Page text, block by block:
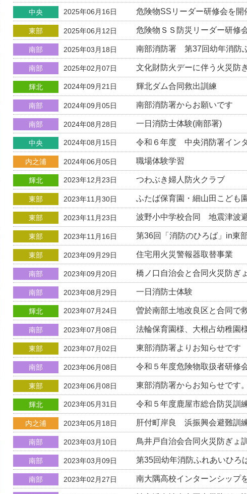
中央 2025年06月16日 危険物SSリーダー研修会を開
東部 2025年06月12日 危険物ＳＳ防災リーダー研修
南部 2025年03月18日 南部消防署 第37回幼年消防
南部 2025年02月07日 文化財防火デーに伴う火災防
輝北 2024年09月21日 輝北ダム合同救出訓練
南部 2024年09月05日 南部消防署からお願いです
南部 2024年08月28日 一日消防士体験(南部署)
中央 2024年08月15日 令和６年度 中央消防署イン
内之浦 2024年06月05日 職場体験学習
輝北 2023年12月23日 つわぶき婦人防火クラブ
東部 2023年11月30日 ふたば保育園・細山田こども
東部 2023年11月23日 波野小中学校合同 地震津波
東部 2023年11月16日 第36回「消防のひろば」in東
東部 2023年09月29日 住宅用火災警報器取替事業
南部 2023年09月20日 橋ノ口自治会と合同火災防ぎ
南部 2023年08月29日 一日消防士体験
輝北 2023年07月24日 曽於南部土地改良区と合同で
南部 2023年07月08日 法輪保育園様、大根占幼稚園
東部 2023年07月02日 東部消防署よりお知らせです
南部 2023年06月08日 令和５年度危険物取扱者研修
東部 2023年06月08日 東部消防署からお知らせです。
輝北 2023年05月31日 令和５年度鹿屋市総合防災訓
内之浦 2023年05月18日 肝付町岸良 浜振興会避難訓
南部 2023年03月10日 鳥井戸自治会合同火災防ぎょ
南部 2023年03月09日 第35回幼年消防ふれあいひろ
南部 2023年02月27日 南大隅高校インターンシップ